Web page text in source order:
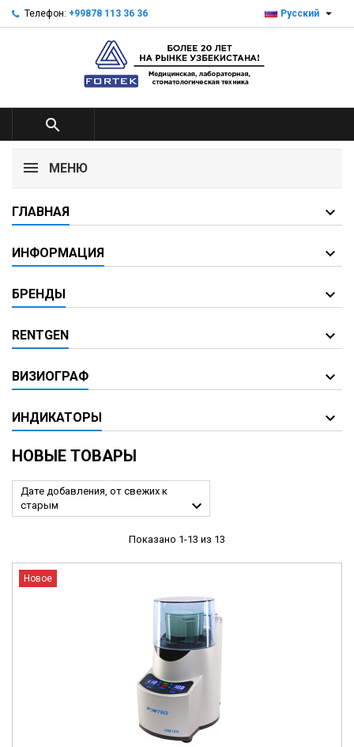
Телефон: +99878 113 36 36 Русский 

МЕНЮ
ГЛАВНАЯ
ИНФОРМАЦИЯ
БРЕНДЫ
RENTGEN
ВИЗИОГРАФ
ИНДИКАТОРЫ
НОВЫЕ ТОВАРЫ
Дате добавления, от свежих к
старым

Показано 1-13 из 13
Новое